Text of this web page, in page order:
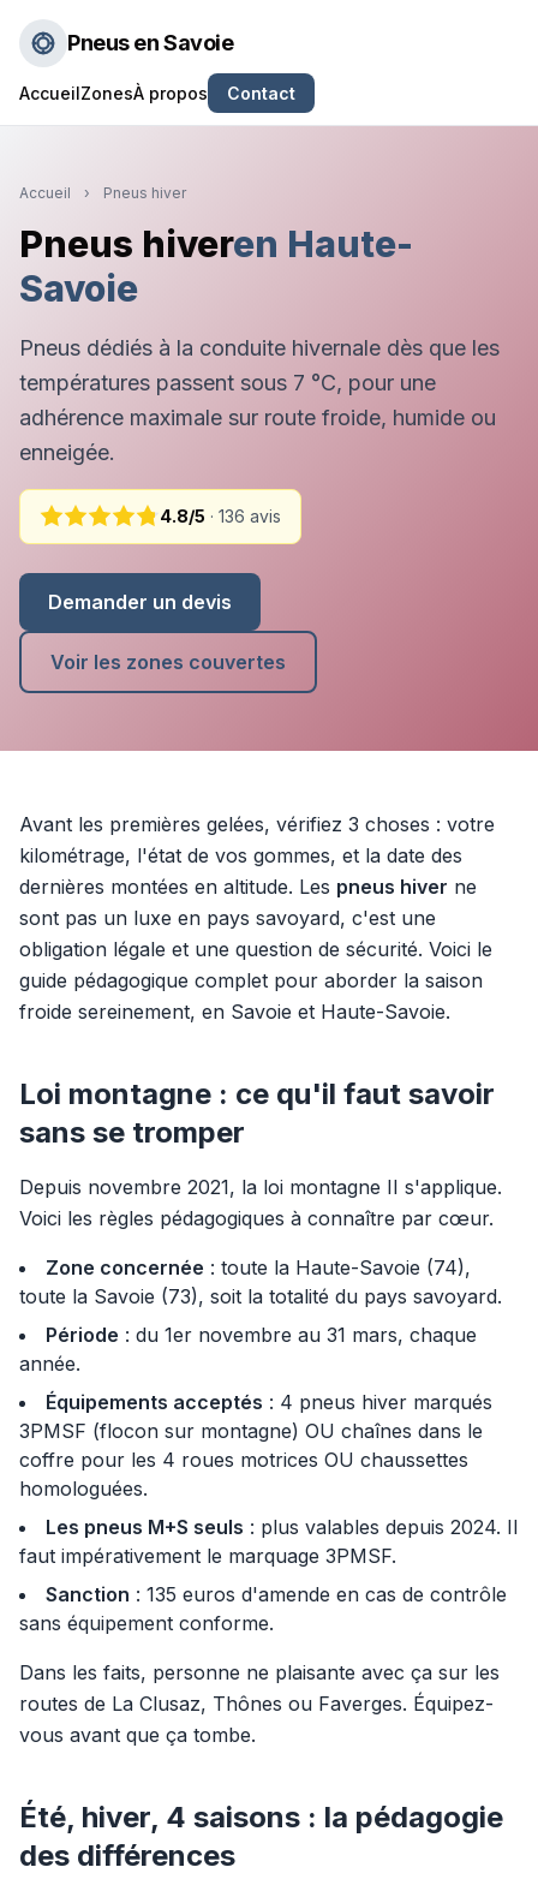
Pneus en Savoie
AccueilZonesÀ propos Contact
Accueil › Pneus hiver
Pneus hiveren Haute-
Savoie
Pneus dédiés à la conduite hivernale dès que les
températures passent sous 7 °C, pour une
adhérence maximale sur route froide, humide ou
enneigée.
4.8/5 · 136 avis
Demander un devis
Voir les zones couvertes
Avant les premières gelées, vérifiez 3 choses : votre
kilométrage, l'état de vos gommes, et la date des
dernières montées en altitude. Les pneus hiver ne
sont pas un luxe en pays savoyard, c'est une
obligation légale et une question de sécurité. Voici le
guide pédagogique complet pour aborder la saison
froide sereinement, en Savoie et Haute-Savoie.
Loi montagne : ce qu'il faut savoir
sans se tromper
Depuis novembre 2021, la loi montagne II s'applique.
Voici les règles pédagogiques à connaître par cœur.
Zone concernée : toute la Haute-Savoie (74),
toute la Savoie (73), soit la totalité du pays savoyard.
Période : du 1er novembre au 31 mars, chaque
année.
Équipements acceptés : 4 pneus hiver marqués
3PMSF (flocon sur montagne) OU chaînes dans le
coffre pour les 4 roues motrices OU chaussettes
homologuées.
Les pneus M+S seuls : plus valables depuis 2024. Il
faut impérativement le marquage 3PMSF.
Sanction : 135 euros d'amende en cas de contrôle
sans équipement conforme.
Dans les faits, personne ne plaisante avec ça sur les
routes de La Clusaz, Thônes ou Faverges. Équipez-
vous avant que ça tombe.
Été, hiver, 4 saisons : la pédagogie
des différences